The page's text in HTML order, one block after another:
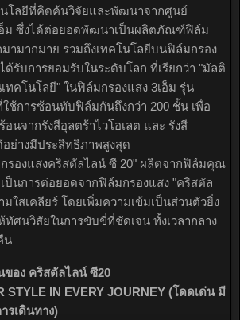
นโลยีที่คิดค้นวิจัยและพัฒนาจากศูนย์
อ็ม ซึ่งได้ต่อยอดพัฒนาเป็นผลิตภัณฑ์ฟิล์ม
มามากมาย รวมถึงเทคโนโลยีบนฟิล์มกรอง
ด้รับการยอมรับในระดับโลก ที่เรียกว่า "มัลติ
เทคโนโลยี" ในฟิล์มกรองแสง 3เอ็ม รุ่น
ช้การซ้อนทับฟิล์มกันถึงกว่า 200 ชั้น เพื่อ
นจากรังสีอุลตร้าไวโอเลต และ รังสี
อย่างมีประสิทธิภาพสูงสุด
รองแสงคริสตัลไลน์ ซี 20" ผลิตจากฟิล์มคุณ
ป็นการต่อยอดจากฟิล์มกรองแสง "คริสตัล
ใสเคลียร์ โดยเพิ่มความเข้มเป็นส่วนตัวยิ่ง
ทัศนวิสัยในการขับขี่ที่ชัดเจน ทั้งเวลากลาง
น
ของ คริสตัลไลน์ ซี20
STYLE IN EVERY JOURNEY (โดดเด่น มี
รเดินทาง)